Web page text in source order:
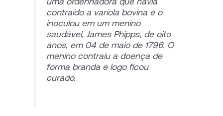
contraído a varíola bovina e o
inoculou em um menino
saudável, James Phipps, de oito
anos, em 04 de maio de 1796. O
menino contraiu a doença de
forma branda e logo ficou
curado.